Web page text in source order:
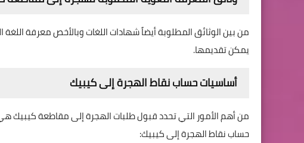
من بين الوثائق المطلوبة أيضاً شهادات اللغات وبالأخص معرفة
يمكن تقديمها.
أساسيات حساب نقاط الهجرة إلى كيبيك
من أهم الأمور التي تحدد قبول طلبات الهجرة إلى مقاطعة كيبيك
حساب نقاط الهجرة إلى كيبيك: